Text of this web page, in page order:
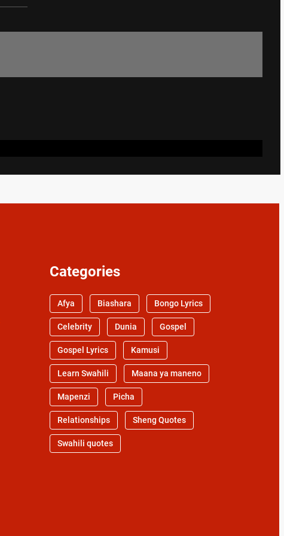
Categories
Afya Biashara Bongo Lyrics
Celebrity Dunia Gospel
Gospel Lyrics Kamusi
Learn Swahili Maana ya maneno
Mapenzi Picha
Relationships Sheng Quotes
Swahili quotes